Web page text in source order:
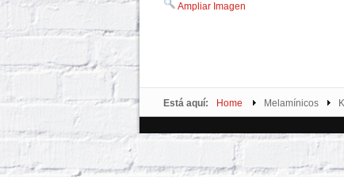
Ampliar Imagen
Está aquí: Home Melamínicos